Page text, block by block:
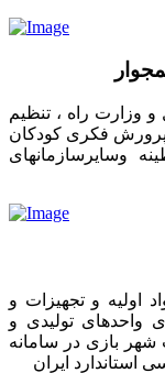
وزارت راه ، تنظیم
پرورش فکری کودکان
وسایرسازمانهای
اولیه و تجهیزات و
واحدهای تولیدی و
شهر بازی در سامانه
استاندارد ایران